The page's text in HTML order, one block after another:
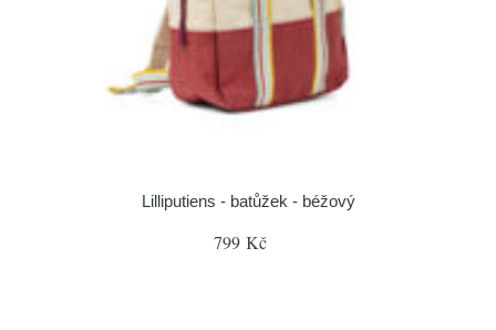
Lilliputiens - batůžek - béžový
799 Kč